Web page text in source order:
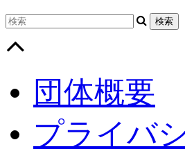
団体概要
プライバ